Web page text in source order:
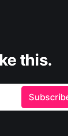
this.